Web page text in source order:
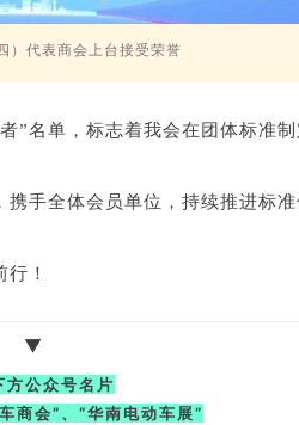
）代表商会上台接受荣誉
”名单，标志着我会在团体标准
手全体会员单位，持续推进标
！
▼
方公众号名片
商会”、“华南电动车展”